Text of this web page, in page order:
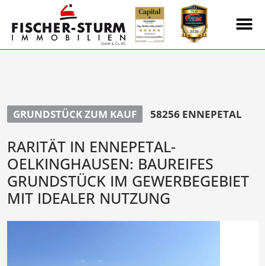
GRUNDSTÜCK ZUM KAUF 58256 ENNEPETAL
RARITÄT IN ENNEPETAL-
OELKINGHAUSEN: BAUREIFES
GRUNDSTÜCK IM GEWERBEGEBIET
MIT IDEALER NUTZUNG